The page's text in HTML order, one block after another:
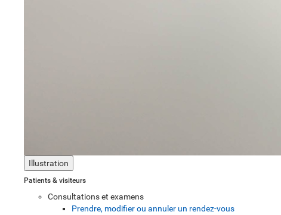
Illustration
Patients & visiteurs
Consultations et examens
Prendre, modifier ou annuler un rendez-vous